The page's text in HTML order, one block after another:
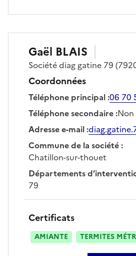
Gaël BLAIS
Sociétédiag gatine 79
Coordonnées
Téléphone principal:06 70
Téléphone secondaire:Non
Adresse e-mail:
Commune de la société:
Chatillon-sur-thouet
Départements
79
Certificats
AMIANTE TERMITES